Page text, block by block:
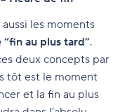
les moments
au plus tard”.
deux concepts par
tôt est le moment
et la fin au plus